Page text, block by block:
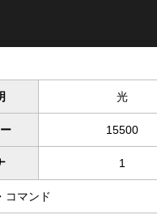
光
15500
1
コマンド